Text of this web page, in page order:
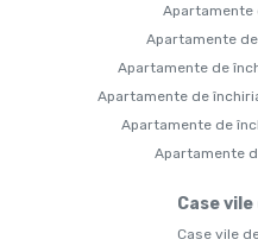
Apartamente
Apartamente
Apartamente de
Apartamente de
Apartamente de
Apartamente
Case
Case vile